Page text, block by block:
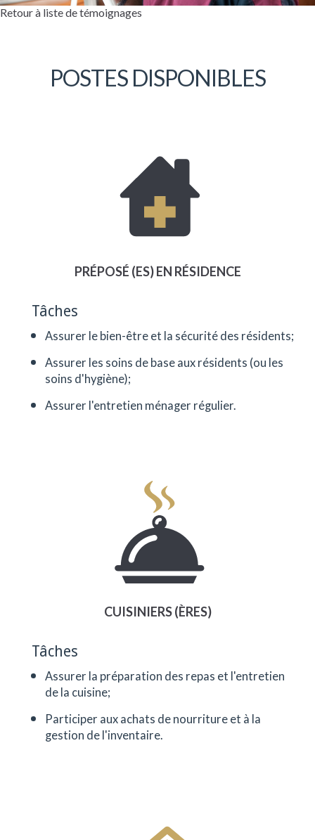
Bonjour, mon nom est Étienne Lessard. Je
suis à l’emploi de la Coopérative depuis
domicile et j’effectue, entre autres, les
développer mon côté aidant, de rendre
Retour à liste de témoignages
POSTES DISPONIBLES
PRÉPOSÉ (ES) EN RÉSIDENCE
Tâches
Assurer le bien-être et la sécurité des résidents;
Assurer les soins de base aux résidents (ou les
soins d'hygiène);
Assurer l'entretien ménager régulier.
CUISINIERS (ÈRES)
Tâches
Assurer la préparation des repas et l'entretien
de la cuisine;
Participer aux achats de nourriture et à la
gestion de l'inventaire.